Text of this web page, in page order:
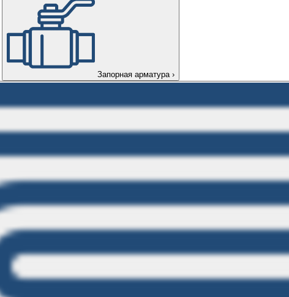
Запорная арматура ›